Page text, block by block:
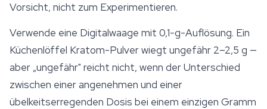
Vorsicht, nicht zum Experimentieren.
Verwende eine Digitalwaage mit 0,1-g-Auflösung. Ein
Küchenlöffel Kratom-Pulver wiegt ungefähr 2–2,5 g —
aber „ungefähr" reicht nicht, wenn der Unterschied
zwischen einer angenehmen und einer
übelkeitserregenden Dosis bei einem einzigen Gramm